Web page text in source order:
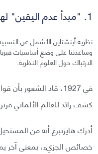
1. "مبدأ عدم اليقين" لهازنبرغ:
نظرية أينشتاين الأشمل عن
وساعدتنا على وضع أساسيات
الارتباك حول العلوم النظرية.
في 1927، قاد الشعور
كشف رائد للعالم الألماني
أدرك هايزنبرغ أنه من
خصائص الجزيء، بمعنى آخر